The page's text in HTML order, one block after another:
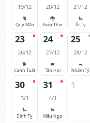
19/12
🐈
Quý Mão
20/12
🐉
Giáp Thìn
21/12
🐍
Ất Tỵ
23
26/12
🐕
Canh Tuất
24
27/12
🐖
Tân Hợi
25
28/12
🐀
Nhâm Tý
30
3/1
🐍
Đinh Tỵ
31
4/1
🐎
Mậu Ngọ
1